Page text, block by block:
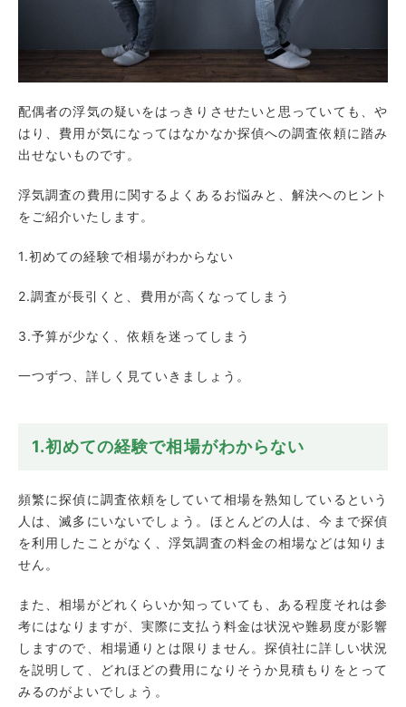
配偶者の浮気の疑いをはっきりさせたいと思っていても、や
はり、費用が気になってはなかなか探偵への調査依頼に踏み
出せないものです。
浮気調査の費用に関するよくあるお悩みと、解決へのヒント
をご紹介いたします。
1.初めての経験で相場がわからない
2.調査が長引くと、費用が高くなってしまう
3.予算が少なく、依頼を迷ってしまう
一つずつ、詳しく見ていきましょう。
1.初めての経験で相場がわからない
頻繁に探偵に調査依頼をしていて相場を熟知しているという
人は、滅多にいないでしょう。ほとんどの人は、今まで探偵
を利用したことがなく、浮気調査の料金の相場などは知りま
せん。
また、相場がどれくらいか知っていても、ある程度それは参
考にはなりますが、実際に支払う料金は状況や難易度が影響
しますので、相場通りとは限りません。探偵社に詳しい状況
を説明して、どれほどの費用になりそうか見積もりをとって
みるのがよいでしょう。